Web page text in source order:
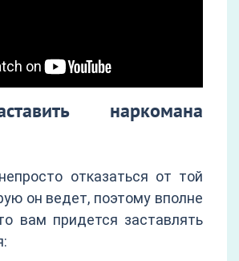
наркомана
отказаться от той
он ведет, поэтому вполне
вам придется заставлять